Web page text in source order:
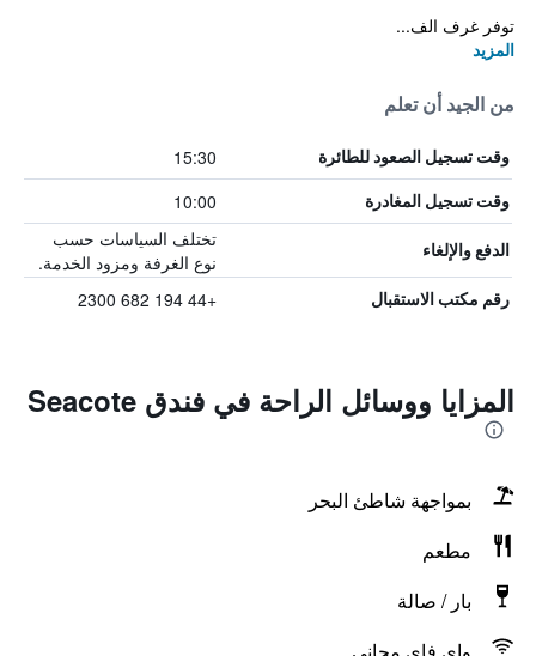
توفر غرف الف...
المزيد
من الجيد أن تعلم
وقت تسجيل الصعود للطائرة 15:30
وقت تسجيل المغادرة 10:00
الدفع والإلغاء
تختلف السياسات حسب
نوع الغرفة ومزود الخدمة.
رقم مكتب الاستقبال +44 194 682 2300
المزايا ووسائل الراحة في فندق Seacote
بمواجهة شاطئ البحر
مطعم
بار / صالة